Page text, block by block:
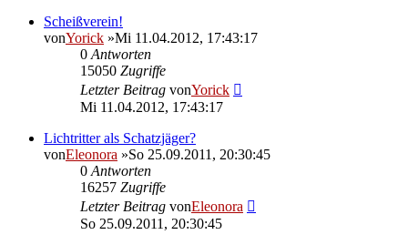
Scheißverein!
vonYorick »Mi 11.04.2012, 17:43:17
0 Antworten
15050 Zugriffe
Letzter Beitrag vonYorick
Mi 11.04.2012, 17:43:17
Lichtritter als Schatzjäger?
vonEleonora »So 25.09.2011, 20:30:45
0 Antworten
16257 Zugriffe
Letzter Beitrag vonEleonora
So 25.09.2011, 20:30:45